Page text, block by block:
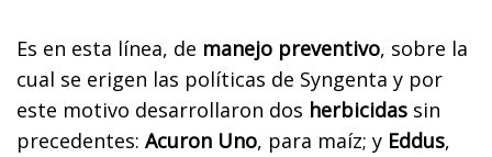
Es en esta línea, de manejo preventivo, sobre la
cual se erigen las políticas de Syngenta y por
este motivo desarrollaron dos herbicidas sin
precedentes: Acuron Uno, para maíz; y Eddus,